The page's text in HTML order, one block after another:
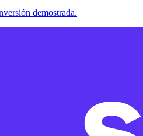
demostrada.